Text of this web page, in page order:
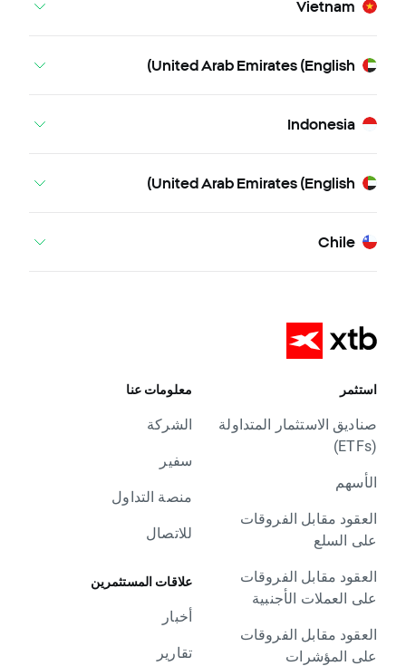
Vietnam
United Arab Emirates (English)
Indonesia
United Arab Emirates (English)
Chile
استثمر
صناديق الاستثمار المتداولة
(ETFs)
الأسهم
العقود مقابل الفروقات
على السلع
العقود مقابل الفروقات
على العملات الأجنبية
العقود مقابل الفروقات
على المؤشرات
معلومات عنا
الشركة
سفير
منصة التداول
للاتصال
علاقات المستثمرين
أخبار
تقارير